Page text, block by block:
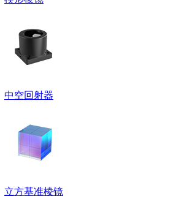
中空回射器
立方基准棱镜